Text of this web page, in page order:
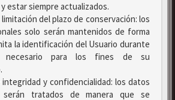
estar siempre actualizados.
del plazo de conservación: los
solo serán mantenidos de forma
la identificación del Usuario durante
necesario para los fines de su
integridad y confidencialidad: los datos
serán tratados de manera que se